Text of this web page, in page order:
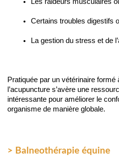
Certains troubles digestifs
La gestion du stress et de
Pratiquée par un vétérinaire formé
l’acupuncture s’avère une
intéressante pour améliorer le
organisme de manière globale.
> Balneothérapie équine